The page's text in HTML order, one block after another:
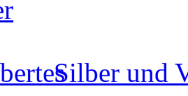
Silber und